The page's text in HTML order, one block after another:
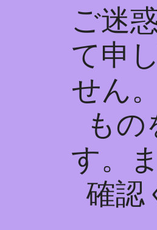
ご迷
て申
せん
も
す。
確認